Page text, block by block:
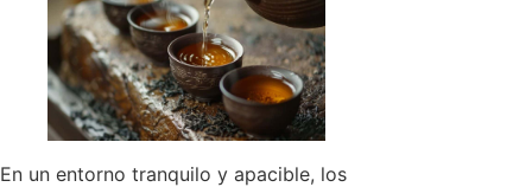
En un entorno tranquilo y apacible, los